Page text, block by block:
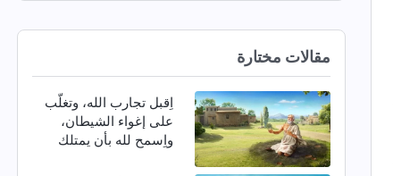
مقالات مختارة
اِقبل تجارب الله، وتغلّب
على إغواء الشيطان،
واِسمح لله بأن يمتلك